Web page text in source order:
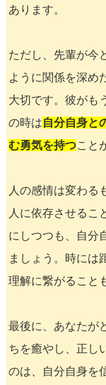
あります。
ただし、先輩が今
ように関係を深め
大切です。彼がも
の時は自分自身と
む勇気を持つこと
人の感情は変わる
人に依存させるこ
にしつつも、自分
ましょう。時には
理解に繋がること
最後に、あなたが
ちを癒やし、正し
のは、自分自身を